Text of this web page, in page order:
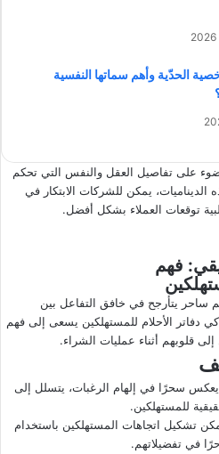
الحدّية وأهم سماتها النفسية
على تفاصيل العقل والنفس التي تحكم
يمكن للشركات الابتكار في
توقعات العملاء بشكل أفضل.
فهم
يتأرجح في خافق التفاعل بين
دفاتر الأحلام للمستهلكين يسعى إلى فهم
قلوبهم أثناء عمليات الشراء.
سحرًا في إلهام الرغبات، يتسلل إلى
للمستهلكين.
تشكيل اتجاهات المستهلكين باستخدام
في تفضيلاتهم.